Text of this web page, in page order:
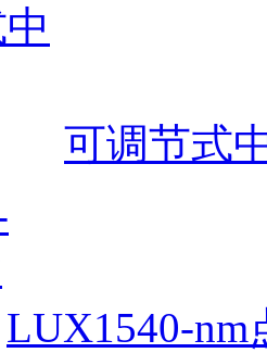
可调节式
LUX1540-nm